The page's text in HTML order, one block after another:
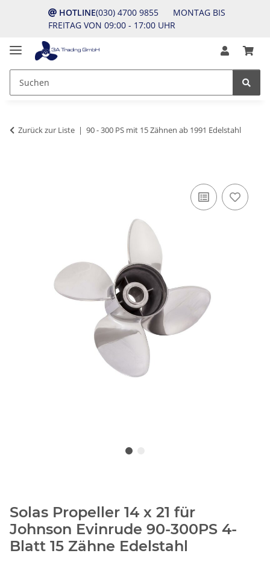
HOTLINE(030) 4700 9855 MONTAG BIS
FREITAG VON 09:00 - 17:00 UHR
Zurück zur Liste 90 - 300 PS mit 15 Zähnen ab 1991 Edelstahl
Solas Propeller 14 x 21 für
Johnson Evinrude 90-300PS 4-
Blatt 15 Zähne Edelstahl